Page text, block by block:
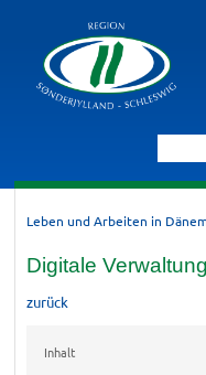
Leben und Arbeiten in
Digitale
zurück
Inhalt